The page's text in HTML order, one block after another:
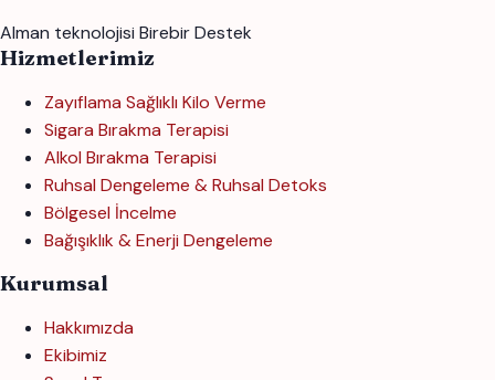
Alman teknolojisi Birebir Destek
Hizmetlerimiz
Zayıflama Sağlıklı Kilo Verme
Sigara Bırakma Terapisi
Alkol Bırakma Terapisi
Ruhsal Dengeleme & Ruhsal Detoks
Bölgesel İncelme
Bağışıklık & Enerji Dengeleme
Kurumsal
Hakkımızda
Ekibimiz